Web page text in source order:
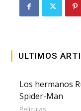
ULTIMOS
Los hermanos
Spider-Man
Películas